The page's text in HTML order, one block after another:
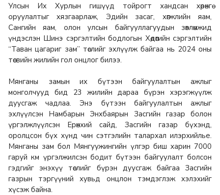
Улсын Их Хурлын гишүүд тойрогт хандсан хөрөнгө
оруулалтыг хязгаарлаж, Эдийн засаг, хөгжлийн яам,
Сангийн яам, олон улсын байгууллагуудын зөвлөмжид
үндэслэн Шинэ сэргэлтийн бодлогын Хөдөөгийн сэргэлтийн
“Таван цагариг зам” төслийг эхлүүлж байгаа нь 2024 оны
төсвийн жилийн гол онцлог билээ.
Мянганы замын их бүтээн байгуулалтын ажлыг
монголчууд бид 23 жилийн дараа бүрэн хэрэгжүүлж
дуусгаж чадлаа. Энэ бүтээн байгуулалтын ажлыг
эхлүүлсэн Намбарын Энхбаярын Засгийн газар болон
үргэлжлүүлсэн Ерөнхий сайд, Засгийн газар бүхэнд,
оролцсон бүх хүнд чин сэтгэлийн талархал илэрхийлье.
Мянганы зам бол Мянгуужингийн үлгэр биш харин 7000
гаруй км үргэлжилсэн бодит бүтээн байгуулалт болсон
гэдгийг энэхүү төслийг бүрэн дуусгаж байгаа Засгийн
газрын тэргүүний хувьд онцлон тэмдэглэж хэлэхийг
хүсэж байна.